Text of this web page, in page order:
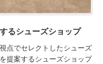
るシューズショップ
点でセレクトしたシューズ
提案するシューズショップ